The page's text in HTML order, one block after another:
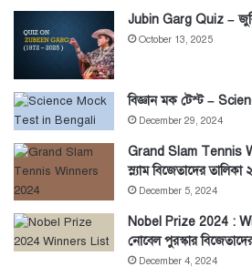
Jubin Garg Quiz –
October 13, 2025
বিজ্ঞান মক টেস্ট –
December 29, 2024
Grand Slam Tennis
স্ল্যাম বিজেতাদের তালিকা
December 5, 2024
Nobel Prize 2024 :
নোবেল পুরস্কার
December 4, 2024